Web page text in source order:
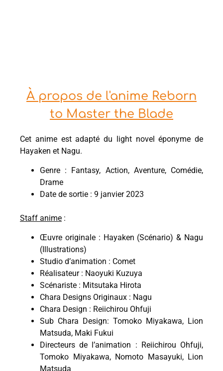
À propos de l'anime Reborn
to Master the Blade
Cet anime est adapté du light novel éponyme de
Hayaken et Nagu.
Genre : Fantasy, Action, Aventure, Comédie,
Drame
Date de sortie : 9 janvier 2023
Staff anime :
Œuvre originale : Hayaken (Scénario) & Nagu
(Illustrations)
Studio d’animation : Comet
Réalisateur : Naoyuki Kuzuya
Scénariste : Mitsutaka Hirota
Chara Designs Originaux : Nagu
Chara Design : Reiichirou Ohfuji
Sub Chara Design: Tomoko Miyakawa, Lion
Matsuda, Maki Fukui
Directeurs de l’animation : Reiichirou Ohfuji,
Tomoko Miyakawa, Nomoto Masayuki, Lion
Matsuda